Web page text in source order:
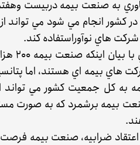
به صنعت بيمه دربيست
كشور انجام مي شود مي
هاي نوآوراستفاده كند.
وي
هاي بيمه اي هستند، اما
به كل جمعيت كشور مي تواند
بيمه برشمرد كه به صورت